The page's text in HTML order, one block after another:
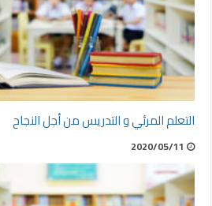
التعلم المرئي و التدريس من أجل النجاح
2020/05/11